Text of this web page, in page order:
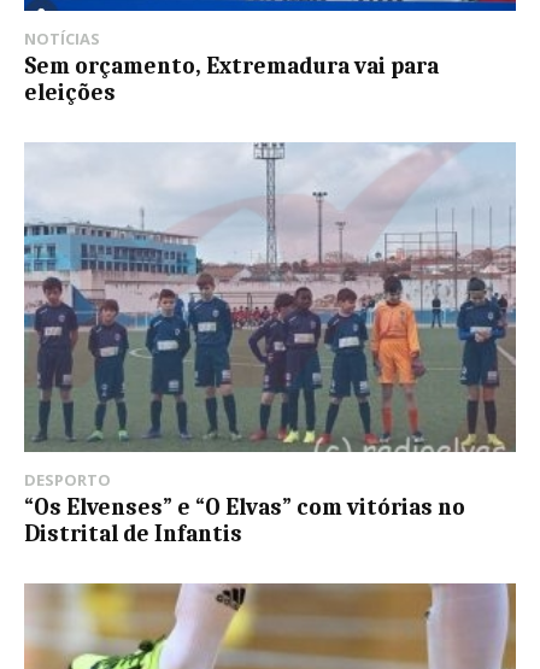
NOTÍCIAS
Sem orçamento, Extremadura vai para
eleições
DESPORTO
“Os Elvenses” e “O Elvas” com vitórias no
Distrital de Infantis